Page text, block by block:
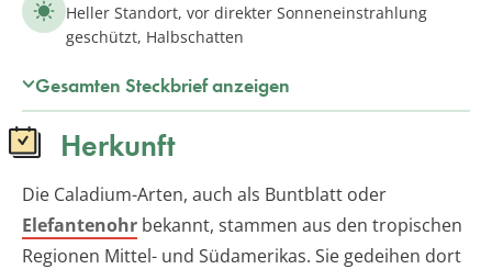
Heller Standort, vor direkter Sonneneinstrahlung
geschützt, Halbschatten
Gesamten Steckbrief anzeigen
Herkunft
Die Caladium-Arten, auch als Buntblatt oder
Elefantenohr bekannt, stammen aus den tropischen
Regionen Mittel- und Südamerikas. Sie gedeihen dort